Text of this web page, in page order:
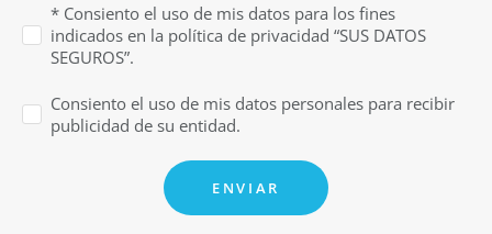
* Consiento el uso de mis datos para los fines
indicados en la política de privacidad “SUS DATOS
SEGUROS”.
Consiento el uso de mis datos personales para recibir
publicidad de su entidad.
ENVIAR